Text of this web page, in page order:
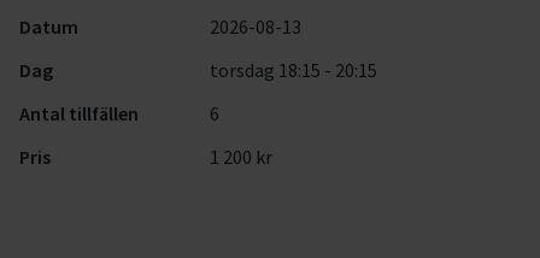
Datum
2026-08-13
Dag
torsdag 18:15 - 20:15
Antal tillfällen
6
Pris
1 200 kr